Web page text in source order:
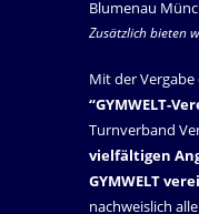
Zusätzlich bieten
Mit der Vergabe
“GYMWELT-
Turnverband
vielfältigen
GYMWELT
nachweislich